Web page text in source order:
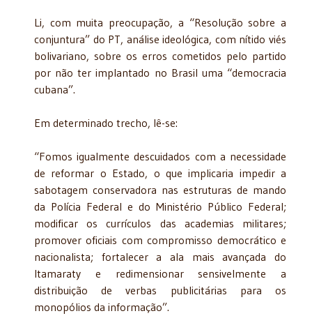
Li, com muita preocupação, a “Resolução sobre a
conjuntura” do PT, análise ideológica, com nítido viés
bolivariano, sobre os erros cometidos pelo partido
por não ter implantado no Brasil uma “democracia
cubana”.
Em determinado trecho, lê-se:
“Fomos igualmente descuidados com a necessidade
de reformar o Estado, o que implicaria impedir a
sabotagem conservadora nas estruturas de mando
da Polícia Federal e do Ministério Público Federal;
modificar os currículos das academias militares;
promover oficiais com compromisso democrático e
nacionalista; fortalecer a ala mais avançada do
Itamaraty e redimensionar sensivelmente a
distribuição de verbas publicitárias para os
monopólios da informação”.